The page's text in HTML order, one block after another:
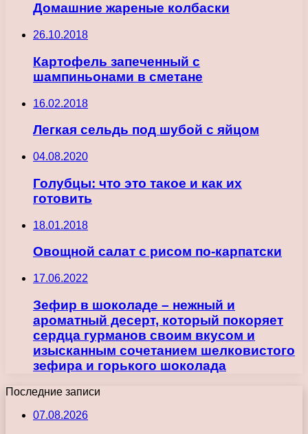
Домашние жареные колбаски
26.10.2018
Картофель запеченный с
шампиньонами в сметане
16.02.2018
Легкая сельдь под шубой с яйцом
04.08.2020
Голубцы: что это такое и как их
готовить
18.01.2018
Овощной салат с рисом по-карпатски
17.06.2022
Зефир в шоколаде – нежный и
ароматный десерт, который покоряет
сердца гурманов своим вкусом и
изысканным сочетанием шелковистого
зефира и горького шоколада
Последние записи
07.08.2026